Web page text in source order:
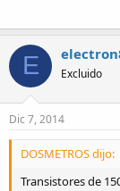
E Excluido
Dic 7, 2014
DOSMETROS dijo:
Transistores de